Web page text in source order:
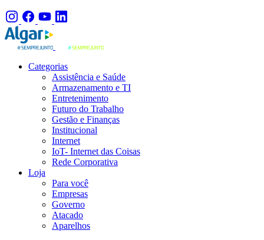
Categorias
Assistência e Saúde
Armazenamento e TI
Entretenimento
Futuro do Trabalho
Gestão e Finanças
Institucional
Internet
IoT- Internet das Coisas
Rede Corporativa
Loja
Para você
Empresas
Governo
Atacado
Aparelhos